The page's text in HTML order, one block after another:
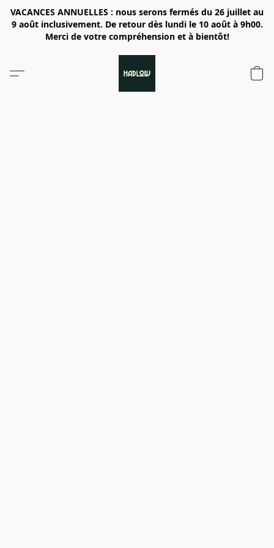
VACANCES ANNUELLES : nous serons fermés du 26 juillet au
9 août inclusivement. De retour dès lundi le 10 août à 9h00.
Merci de votre compréhension et à bientôt!